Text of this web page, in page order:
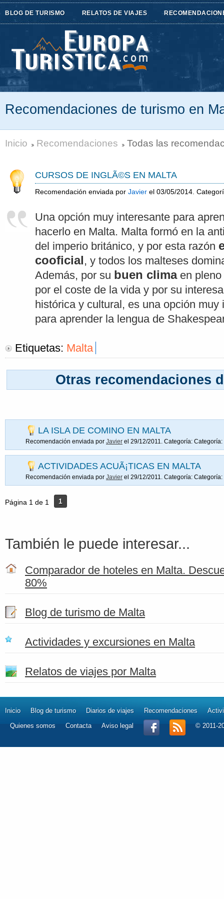
BLOG DE TURISMO RELATOS DE VIAJES
Recomendaciones de turismo en
Inicio Recomendaciones Todas las
CURSOS DE INGLÃ©S EN MALTA
Recomendación enviada por Javier el 03/05/2014.
Una opción muy interesante para
hacerlo en Malta. Malta formó en la
del imperio británico, y por esta razón
cooficial, y todos los malteses
Además, por su buen climaen pleno
por el coste de la vida y por su
histórica y cultural, es una opción muy
para aprender la lengua de
Etiquetas: Malta
Otras recomendaciones
LA ISLA DE COMINO EN MALTA
Recomendación enviada por Javier el 29/12/2011. Categoría: Categoría:
ACTIVIDADES ACUÃ¡TICAS EN MALTA
Recomendación enviada por Javier el 29/12/2011. Categoría: Categoría:
Página 1 de 1 1
También le puede interesar...
Comparador de hoteles en Malta.
80%
Blog de turismo de Malta
Actividades y excursiones en Malta
Relatos de viajes por Malta
Inicio Blog de turismo Diarios de viajes Recomendaciones
Quienes somos
Contacta Aviso legal © 2011-